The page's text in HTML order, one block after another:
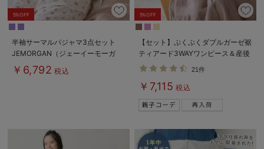
5%OFF
半袖サーマルパジャマ3点セット
JEMORGAN（ジェーイーモーガ
ン） ギフト マタニティ・産後
【出産後も長く使える】
￥6,792 税込
5%OFF
【セット】ぷくぷくダブルガーゼ裾
ティアード3WAYワンピース＆産後
も使えるレギンスパジャマ マタニ
ティ・授乳パジャマ
21件
￥7,115 税込